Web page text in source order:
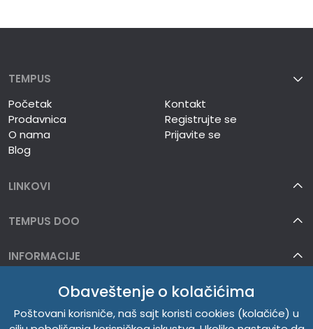
TEMPUS
Početak
Prodavnica
O nama
Blog
Kontakt
Registrujte se
Prijavite se
LINKOVI
TEMPUS DOO
INFORMACIJE
Obaveštenje o kolačićima
Poštovani korisniče, naš sajt koristi cookies (kolačiće) u